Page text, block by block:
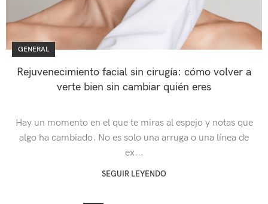
GENERAL
Rejuvenecimiento facial sin cirugía: cómo volver a
verte bien sin cambiar quién eres
Hay un momento en el que te miras al espejo y notas que
algo ha cambiado. No es solo una arruga o una línea de
ex...
SEGUIR LEYENDO